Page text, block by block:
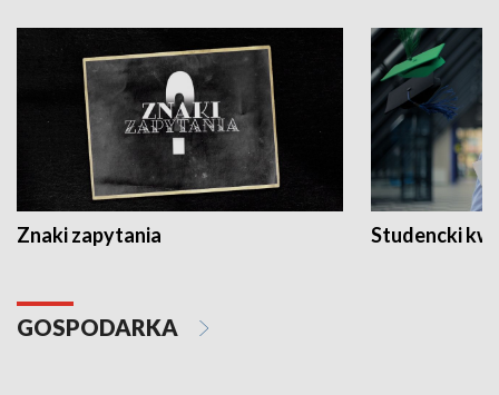
Znaki zapytania Studencki
GOSPODARKA